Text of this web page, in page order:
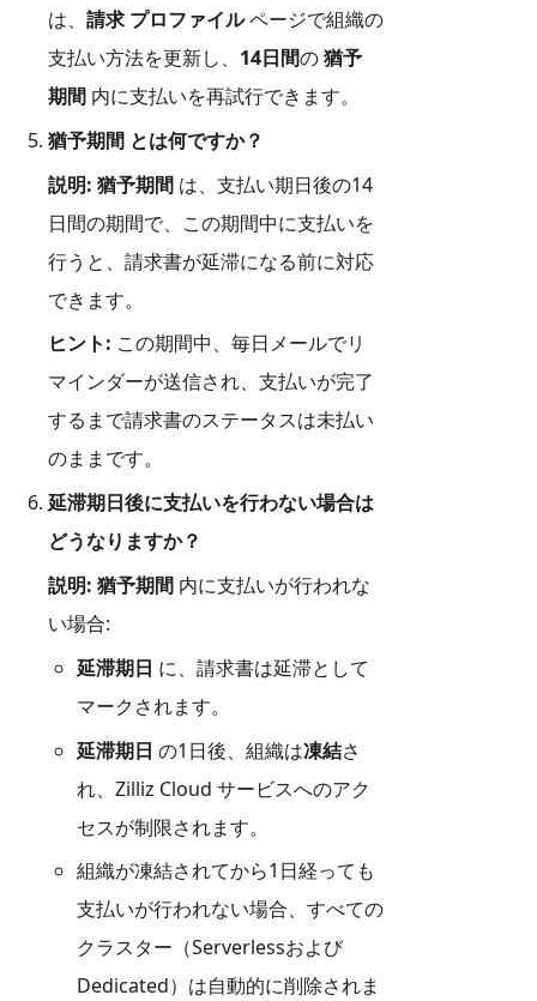
は、 請求 プロファイルページで組織の
支払い方法を更新し、 14日間の猶予
期間 内に支払いを再試行できます。
猶予期間 とは何ですか？
説明: 猶予期間 は、支払い期日後の14
日間の期間で、この期間中に支払いを
行うと、請求書が延滞になる前に対応
できます。
ヒント: この期間中、毎日メールでリ
マインダーが送信され、支払いが完了
するまで請求書のステータスは未払い
のままです。
延滞期日後に支払いを行わない場合は
どうなりますか？
説明: 猶予期間 内に支払いが行われな
い場合:
延滞期日 に、請求書は延滞として
マークされます。
延滞期日 の1日後、組織は凍結さ
れ、Zilliz Cloud サービスへのアク
セスが制限されます。
組織が凍結されてから1日経っても
支払いが行われない場合、すべての
クラスター（Serverlessおよび
Dedicated）は自動的に削除されま